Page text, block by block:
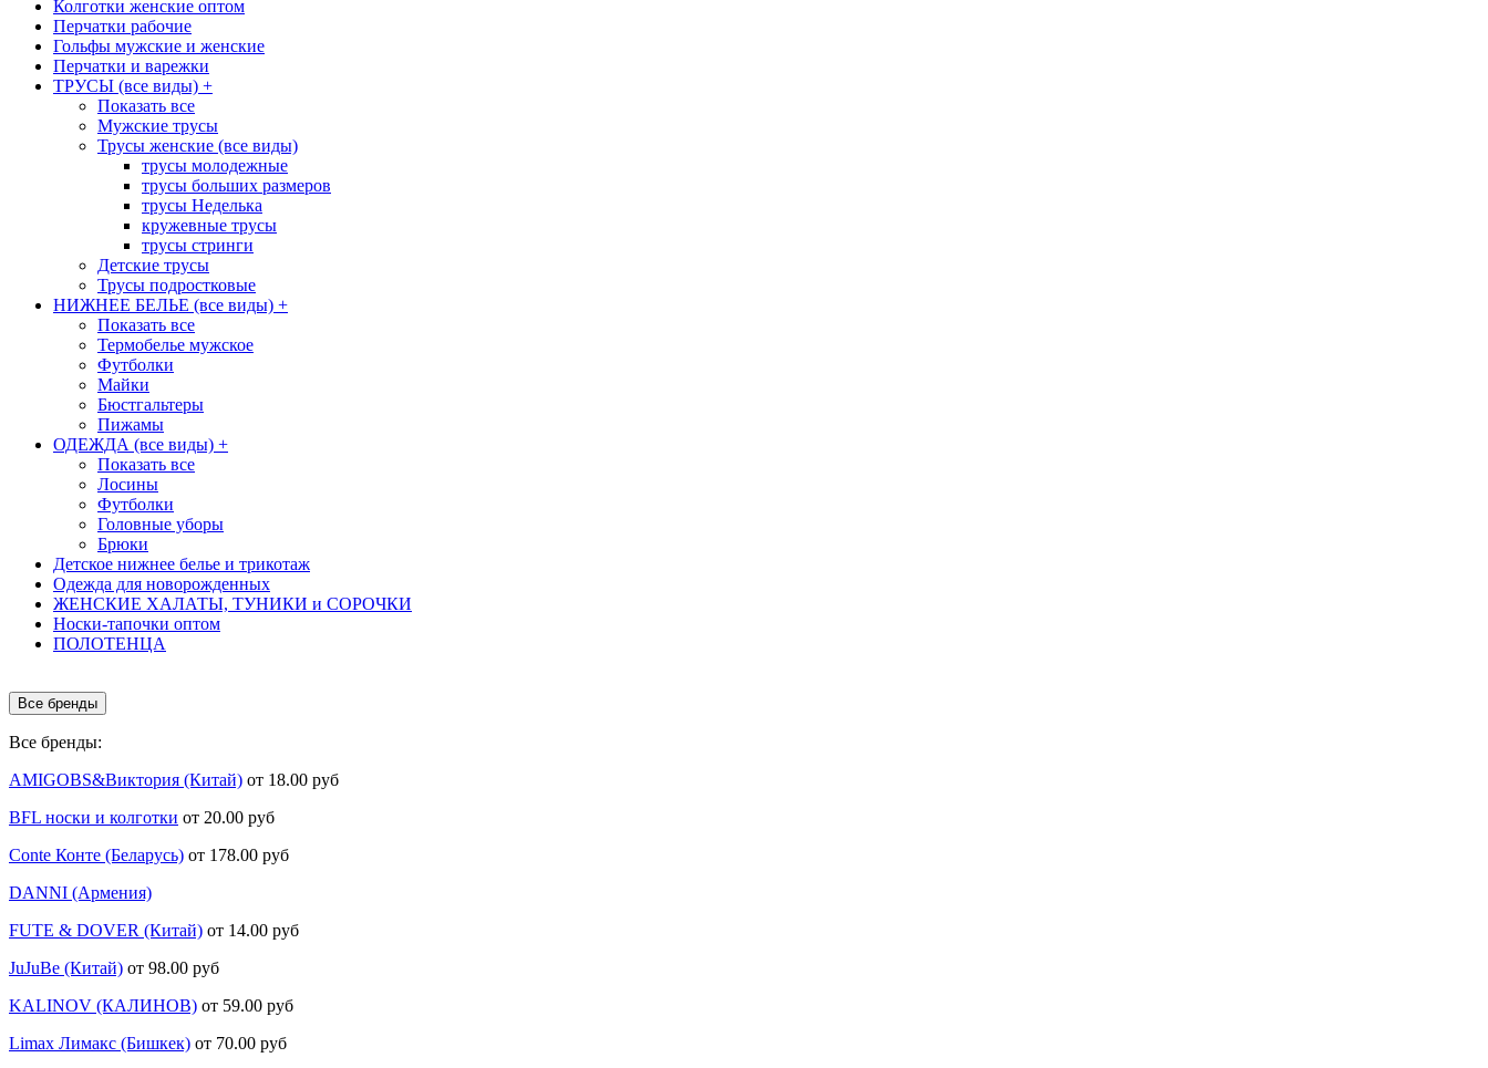
Колготки женские оптом
Перчатки рабочие
Гольфы мужские и женские
Перчатки и варежки
ТРУСЫ (все виды) +
Показать все
Мужские трусы
Трусы женские (все виды)
трусы молодежные
трусы больших размеров
трусы Неделька
кружевные трусы
трусы стринги
Детские трусы
Трусы подростковые
НИЖНЕЕ БЕЛЬЕ (все виды) +
Показать все
Термобелье мужское
Футболки
Майки
Бюстгальтеры
Пижамы
ОДЕЖДА (все виды) +
Показать все
Лосины
Футболки
Головные уборы
Брюки
Детское нижнее белье и трикотаж
Одежда для новорожденных
ЖЕНСКИЕ ХАЛАТЫ, ТУНИКИ и СОРОЧКИ
Носки-тапочки оптом
ПОЛОТЕНЦА
Все бренды
Все бренды:
AMIGOBS&Виктория (Китай) от 18.00 руб
BFL носки и колготки от 20.00 руб
Conte Конте (Беларусь) от 178.00 руб
DANNI (Армения)
FUTE & DOVER (Китай) от 14.00 руб
JuJuBe (Китай) от 98.00 руб
KALINOV (КАЛИНОВ) от 59.00 руб
Limax Лимакс (Бишкек) от 70.00 руб